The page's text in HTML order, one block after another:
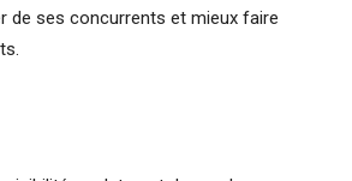
de ses concurrents et mieux faire